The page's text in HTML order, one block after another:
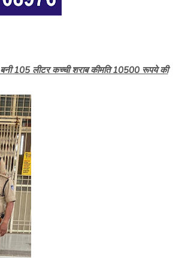
105 लीटर कच्ची शराब कीमति 10500 रूपये की